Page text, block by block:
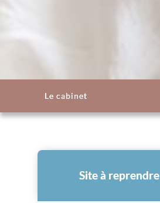
Le cabinet
Site à reprendre